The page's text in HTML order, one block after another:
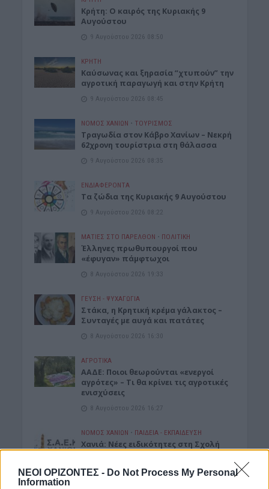
ΝΕΟΙ ΟΡΙΖΟΝΤΕΣ - Do Not Process My Personal
Information
Κρήτη: Ο καιρός της Κυριακής 9
Αυγούστου
9 Αυγούστου 2026 08:50
ΚΡΗΤΗ
Καύσωνας και ξηρασία “χτυπούν” την
αγροτική παραγωγή και στην Κρήτη
9 Αυγούστου 2026 08:45
ΝΟΜΌΣ ΧΑΝΊΩΝ • ΤΟΥΡΙΣΜΟΣ
Τραγωδία στον Κάβρο Χανίων – Νεκρή
62χρονη τουρίστρια στη θάλασσα
9 Αυγούστου 2026 08:35
ΕΝΔΙΑΦΕΡΟΝΤΑ
Τα ζώδια της Κυριακής 9 Αυγούστου
9 Αυγούστου 2026 08:22
ΜΑΤΙΕΣ ΣΤΟ ΠΑΡΕΛΘΟΝ • ΠΟΛΙΤΙΚΗ
Έλληνες πρωθυπουργοί που
«έφυγαν» πάμφτωχοι
8 Αυγούστου 2026 19:33
ΓΕΎΣΗ - ΨΥΧΑΓΩΓΊΑ
Στάκα, η Κρητική κρέμα γάλακτος –
Συνταγές με αυγά και πατάτες
8 Αυγούστου 2026 16:30
ΑΓΡΟΤΙΚΑ
ΑΑΔΕ: Ποιοι θεωρούνται «ενεργοί
αγρότες» – Τι θα κρίνει τις αγροτικές
ενισχύσεις
8 Αυγούστου 2026 16:27
ΝΟΜΌΣ ΧΑΝΊΩΝ • ΠΑΙΔΕΙΑ - ΕΚΠΑΙΔΕΥΣΗ
Χανιά: Νέες ειδικότητες στη Σχολή